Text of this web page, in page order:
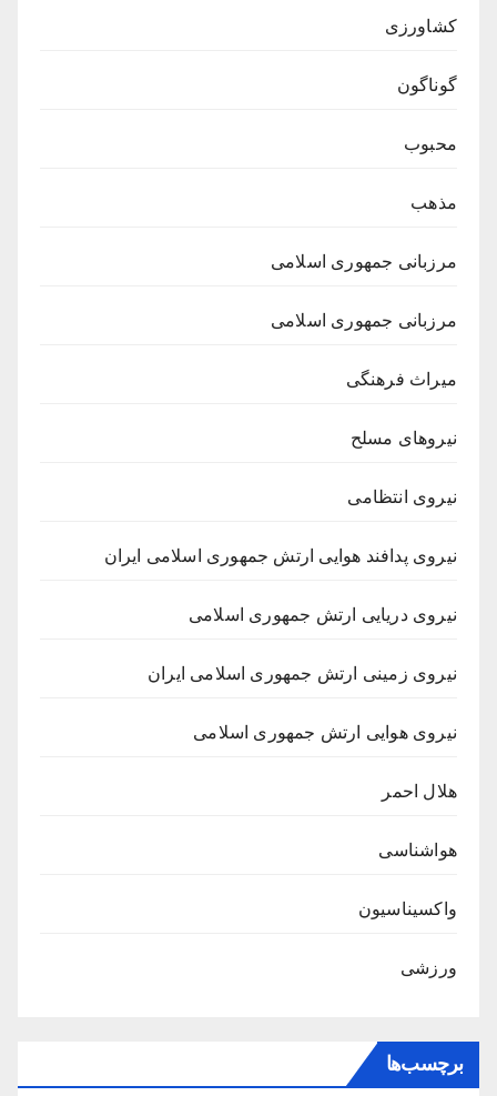
کشاورزی
گوناگون
محبوب
مذهب
مرزبانی جمهوری اسلامی
مرزبانی جمهوری اسلامی
میراث فرهنگی
نیروهای مسلح
نیروی انتظامی
نیروی پدافند هوایی ارتش جمهوری اسلامی ایران
نیروی دریایی ارتش جمهوری اسلامی
نیروی زمینی ارتش جمهوری اسلامی ایران
نیروی هوایی ارتش جمهوری اسلامی
هلال احمر
هواشناسی
واکسیناسیون
ورزشی
برچسب‌ها